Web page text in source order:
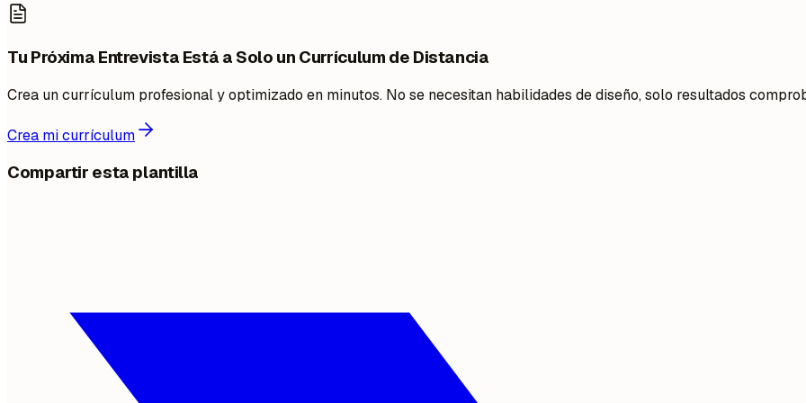
Tu Próxima Entrevista Está a Solo un Currículum de Distancia
Crea un currículum profesional y optimizado en minutos. No se necesitan habilidades de diseño, solo resultados
Crea mi currículum
Compartir esta plantilla